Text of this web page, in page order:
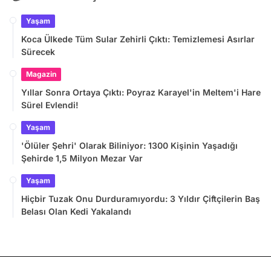
Yaşam
Koca Ülkede Tüm Sular Zehirli Çıktı: Temizlemesi Asırlar
Sürecek
Magazin
Yıllar Sonra Ortaya Çıktı: Poyraz Karayel'in Meltem'i Hare
Sürel Evlendi!
Yaşam
'Ölüler Şehri' Olarak Biliniyor: 1300 Kişinin Yaşadığı
Şehirde 1,5 Milyon Mezar Var
Yaşam
Hiçbir Tuzak Onu Durduramıyordu: 3 Yıldır Çiftçilerin Baş
Belası Olan Kedi Yakalandı